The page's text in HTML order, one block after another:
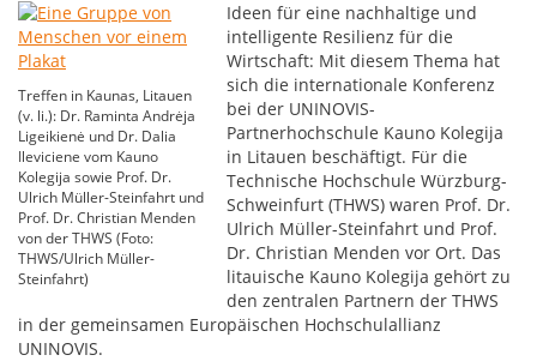
Treffen in Kaunas, Litauen
(v. li.): Dr. Raminta Andrėja
Ligeikienė und Dr. Dalia
Ileviciene vom Kauno
Kolegija sowie Prof. Dr.
Ulrich Müller-Steinfahrt und
Prof. Dr. Christian Menden
von der THWS (Foto:
THWS/Ulrich Müller-
Steinfahrt)
Ideen für eine nachhaltige und
intelligente Resilienz für die
Wirtschaft: Mit diesem Thema hat
sich die internationale Konferenz
bei der UNINOVIS-
Partnerhochschule Kauno Kolegija
in Litauen beschäftigt. Für die
Technische Hochschule Würzburg-
Schweinfurt (THWS) waren Prof. Dr.
Ulrich Müller-Steinfahrt und Prof.
Dr. Christian Menden vor Ort. Das
litauische Kauno Kolegija gehört zu
den zentralen Partnern der THWS
in der gemeinsamen Europäischen Hochschulallianz
UNINOVIS.